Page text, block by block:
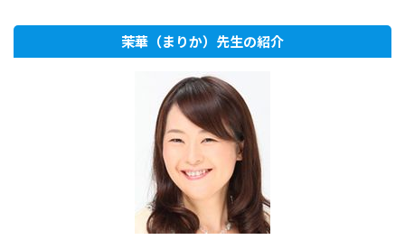
茉華（まりか）先生の紹介